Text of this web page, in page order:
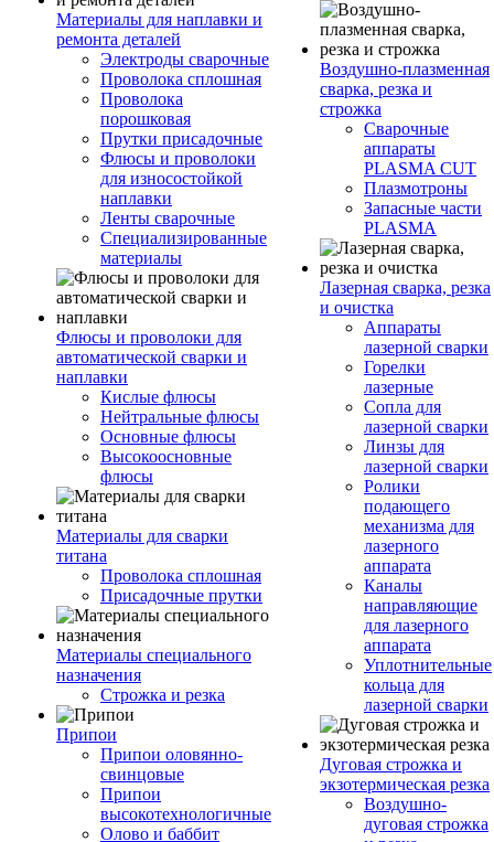
Материалы для наплавки и
ремонта деталей
Электроды сварочные
Проволока сплошная
Проволока
порошковая
Прутки присадочные
Флюсы и проволоки
для износостойкой
наплавки
Ленты сварочные
Специализированные
материалы
Флюсы и проволоки для
автоматической сварки и
наплавки
Кислые флюсы
Нейтральные флюсы
Основные флюсы
Высокоосновные
флюсы
Материалы для сварки
титана
Проволока сплошная
Присадочные прутки
Материалы специального
назначения
Строжка и резка
Припои
Припои оловянно-
свинцовые
Припои
высокотехнологичные
Олово и баббит
Воздушно-плазменная
сварка, резка и
строжка
Сварочные
аппараты
PLASMA CUT
Плазмотроны
Запасные части
PLASMA
Лазерная сварка, резка
и очистка
Аппараты
лазерной сварки
Горелки
лазерные
Сопла для
лазерной сварки
Линзы для
лазерной сварки
Ролики
подающего
механизма для
лазерного
аппарата
Каналы
направляющие
для лазерного
аппарата
Уплотнительные
кольца для
лазерной сварки
Дуговая строжка и
экзотермическая резка
Воздушно-
дуговая строжка